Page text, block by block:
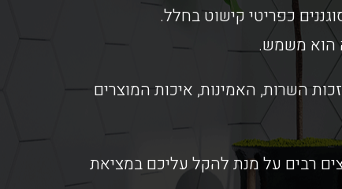
כפריטי קישוט בחלל.
הוא משמש.
השרות, האמינות, איכות המוצרים
רבים על מנת להקל עליכם במציאת